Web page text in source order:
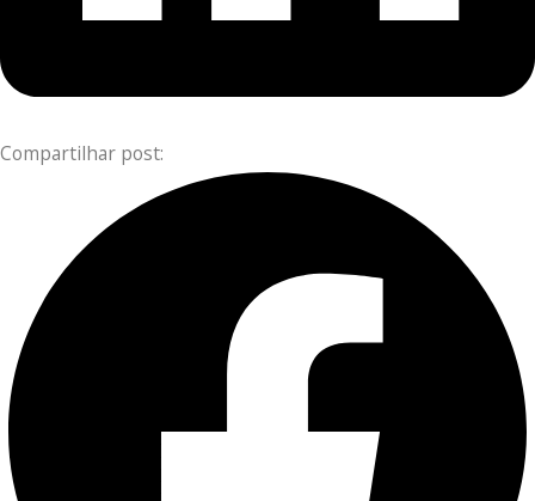
Compartilhar post: